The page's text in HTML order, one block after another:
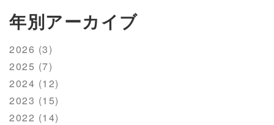
年別アーカイブ
2026 (3)
2025 (7)
2024 (12)
2023 (15)
2022 (14)